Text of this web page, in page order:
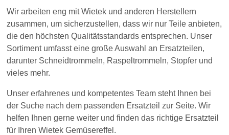
Wir arbeiten eng mit Wietek und anderen Herstellern
zusammen, um sicherzustellen, dass wir nur Teile anbieten,
die den höchsten Qualitätsstandards entsprechen. Unser
Sortiment umfasst eine große Auswahl an Ersatzteilen,
darunter Schneidtrommeln, Raspeltrommeln, Stopfer und
vieles mehr.
Unser erfahrenes und kompetentes Team steht Ihnen bei
der Suche nach dem passenden Ersatzteil zur Seite. Wir
helfen Ihnen gerne weiter und finden das richtige Ersatzteil
für Ihren Wietek Gemüsereffel.